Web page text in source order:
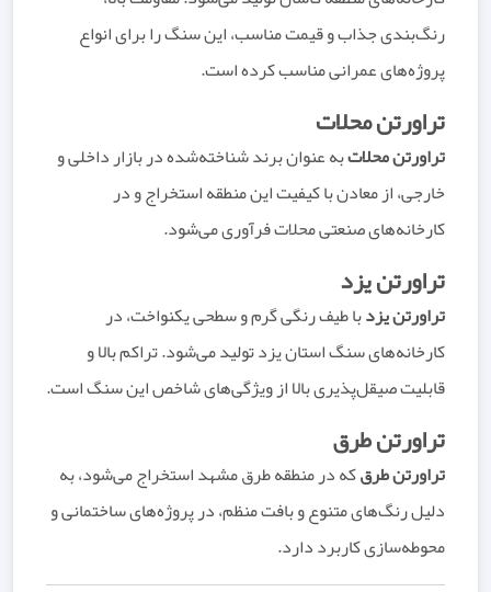
رنگ‌بندی جذاب و قیمت مناسب، این سنگ را برای انواع
پروژه‌های عمرانی مناسب کرده است.
تراورتن محلات
تراورتن محلاتبه عنوان برند شناخته‌شده در بازار داخلی و
خارجی، از معادن با کیفیت این منطقه استخراج و در
کارخانه‌های صنعتی محلات فرآوری می‌شود.
تراورتن یزد
تراورتن یزدبا طیف رنگی گرم و سطحی یکنواخت، در
کارخانه‌های سنگ استان یزد تولید می‌شود. تراکم بالا و
قابلیت صیقل‌پذیری بالا از ویژگی‌های شاخص این سنگ است.
تراورتن طرق
تراورتن طرقکه در منطقه طرق مشهد استخراج می‌شود، به
دلیل رنگ‌های متنوع و بافت منظم، در پروژه‌های ساختمانی و
محوطه‌سازی کاربرد دارد.